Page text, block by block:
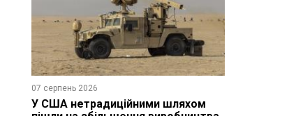
07 серпень 2026
У США нетрадиційними шляхом